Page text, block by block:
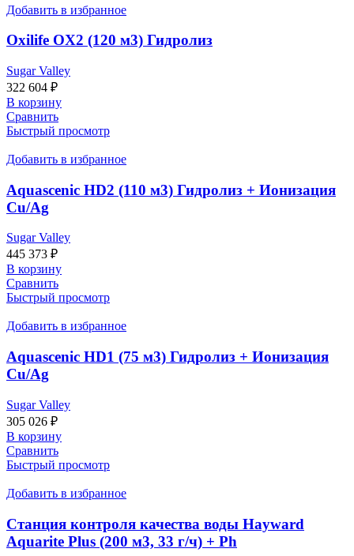
Добавить в избранное
Oxilife OX2 (120 м3) Гидролиз
Sugar Valley
322 604 ₽
В корзину
Сравнить
Быстрый просмотр
Добавить в избранное
Aquascenic HD2 (110 м3) Гидролиз + Ионизация
Cu/Ag
Sugar Valley
445 373 ₽
В корзину
Сравнить
Быстрый просмотр
Добавить в избранное
Aquascenic HD1 (75 м3) Гидролиз + Ионизация
Cu/Ag
Sugar Valley
305 026 ₽
В корзину
Сравнить
Быстрый просмотр
Добавить в избранное
Станция контроля качества воды Hayward
Aquarite Plus (200 м3, 33 г/ч) + Ph